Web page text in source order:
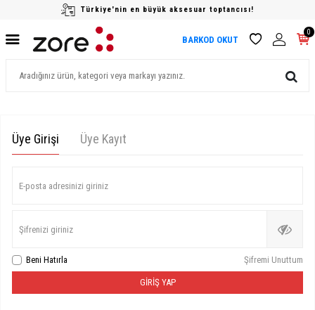
Türkiye'nin en büyük aksesuar toptancısı!
BARKOD OKUT
0
Üye Girişi Üye Kayıt
E-posta adresinizi giriniz
Şifrenizi giriniz
Beni Hatırla Şifremi Unuttum
GIRIŞ YAP